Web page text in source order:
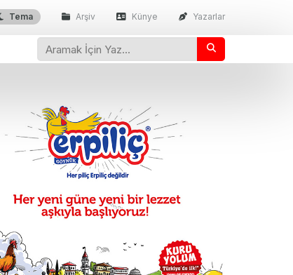
Tema Arşiv Künye Yazarlar